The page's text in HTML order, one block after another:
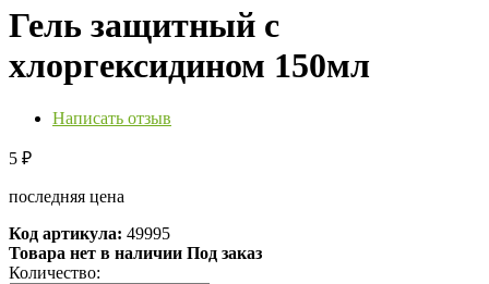
Гель защитный с
хлоргексидином 150мл
Написать отзыв
5 ₽
последняя цена
Код артикула: 49995
Товара нет в наличии Под заказ
Количество: